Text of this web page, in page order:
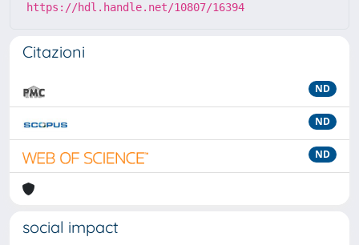
https://hdl.handle.net/10807/16394
Citazioni
ND
ND
ND
social impact